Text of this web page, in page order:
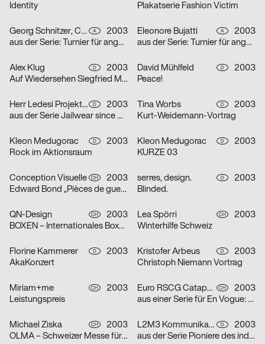
Identity
Plakatserie Fashion Victim
Georg Schnitzer, Christoph Priglinger, Oliver Laric A
2003
aus der Serie: Turnier für angewandten Fussball 3
Eleonore Bujatti A
2003
aus der Serie: Turnier für angewandten Fussball 3
Alex Klug D
2003
Auf Wiedersehen Siegfried Maser
David Mühlfeld D
2003
Peace!
Herr Ledesi Projekt- und Werbeagentur D
2003
aus der Serie Jailwear since 1898: HAEFTLING Tasche
Tina Worbs D
2003
Kurt-Weidemann-Vortrag
Kleon Medugorac D
2003
Rock im Aktionsraum
Kleon Medugorac D
2003
KURZE 03
Conception Visuelle CH
2003
Edward Bond „Pièces de guerre I-II“
serres, design. D
2003
Blinded.
QN-Design CH
2003
BOXEN – Internationales Boxmeeting
Lea Spörri CH
2003
Winterhilfe Schweiz
Florine Kammerer D
2003
AkaKonzert
Kristofer Arbeus D
2003
Christoph Niemann Vortrag
Miriam+me CH
2003
Leistungspreis
Euro RSCG Catapult AG Switzerland CH
2003
aus einer Serie für En Vogue: Fisch
Michael Ziska CH
2003
OLMA – Schweizer Messe für Land- und Milchwirtschaft 2003
L2M3 Kommunikationsdesign D
2003
aus der Serie Pioniere des industriellen Designs am Bodensee: Champs